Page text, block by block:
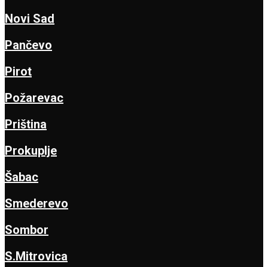
Novi Sad
Pančevo
Pirot
Požarevac
Priština
Prokuplje
Šabac
Smederevo
Sombor
S.Mitrovica